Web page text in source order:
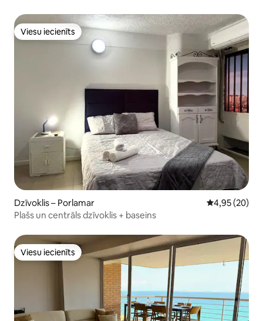
Viesu iecienīts
Viesu iecienīts
Dzīvoklis – Porlamar Vidējais
4,95 (20)
Plašs un centrāls dzīvoklis + baseins
Viesu iecienīts
Viesu iecienīts